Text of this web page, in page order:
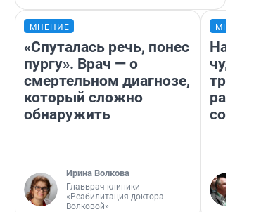
МНЕНИЕ
«Спуталась речь, понес
пургу». Врач — о
смертельном диагнозе,
который сложно
обнаружить
Ирина Волкова
Главврач клиники
«Реабилитация доктора
Волковой»